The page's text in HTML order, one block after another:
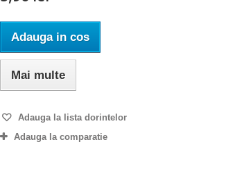
Adauga in cos
Mai multe
Adauga la lista dorintelor
Adauga la comparatie